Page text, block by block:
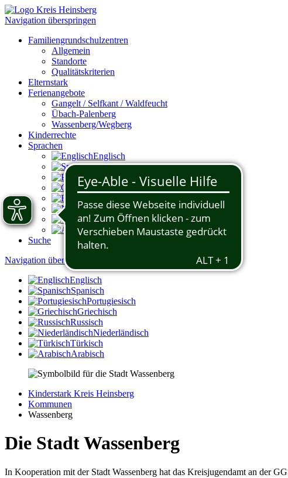
Navigation überspringen
Familiengrundschulzentren
Allgemein
Standorte
Qualitätskriterien
Elternstark
Ferienangebote
Gangelt / Selfkant / Waldfeucht
Übach-Palenberg
Wassenberg/Wegberg
Kinderrechte
Sprachen
Englisch
Spanisch
Portugiesisch
Griechisch
Niederländisch
Türkisch
Arabisch
Suche
Navigation überspringen
Englisch
Spanisch
Portugiesisch
Griechisch
Russisch
Niederländisch
Türkisch
Arabisch
Kinderstark Kreis Heinsberg
Kommunen
Wassenberg
Die Stadt Wassenberg
In Kooperation mit der Stadt Wassenberg hat das Kreisjugendamt an der